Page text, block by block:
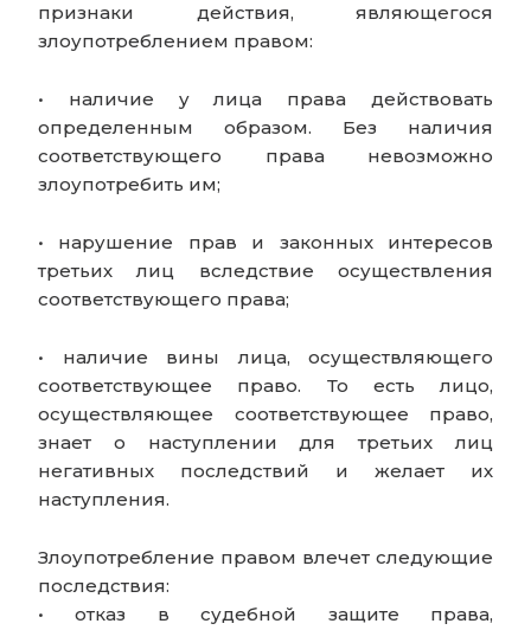
признаки действия, являющегося
злоупотреблением правом:
• наличие у лица права действовать
определенным образом. Без наличия
соответствующего права невозможно
злоупотребить им;
• нарушение прав и законных интересов
третьих лиц вследствие осуществления
соответствующего права;
• наличие вины лица, осуществляющего
соответствующее право. То есть лицо,
осуществляющее соответствующее право,
знает о наступлении для третьих лиц
негативных последствий и желает их
наступления.
Злоупотребление правом влечет следующие
последствия:
• отказ в судебной защите права,